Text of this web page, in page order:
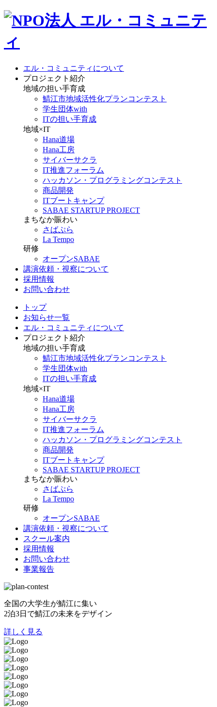
エル・コミュニティについて
プロジェクト紹介
地域の担い手育成
鯖江市地域活性化プランコンテスト
学生団体with
ITの担い手育成
地域×IT
Hana道場
Hana工房
サイバーサクラ
IT推進フォーラム
ハッカソン・プログラミングコンテスト
商品開発
ITブートキャンプ
SABAE STARTUP PROJECT
まちなか賑わい
さばぷら
La Tempo
研修
オープンSABAE
講演依頼・視察について
採用情報
お問い合わせ
トップ
お知らせ一覧
エル・コミュニティについて
プロジェクト紹介
地域の担い手育成
鯖江市地域活性化プランコンテスト
学生団体with
ITの担い手育成
地域×IT
Hana道場
Hana工房
サイバーサクラ
IT推進フォーラム
ハッカソン・プログラミングコンテスト
商品開発
ITブートキャンプ
SABAE STARTUP PROJECT
まちなか賑わい
さばぷら
La Tempo
研修
オープンSABAE
講演依頼・視察について
スクール案内
採用情報
お問い合わせ
事業報告
全国の大学生が鯖江に集い
2泊3日で鯖江の未来をデザイン
詳しく見る